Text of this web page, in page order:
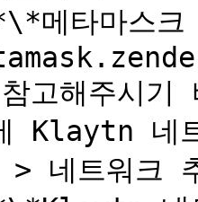
고해주시기
Klaytn 네